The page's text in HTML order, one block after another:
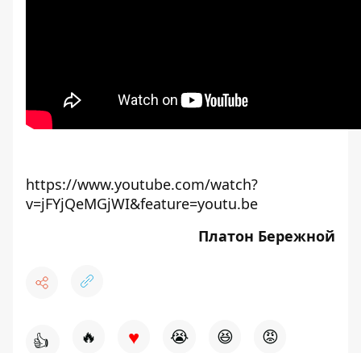
https://www.youtube.com/watch?
v=jFYjQeMGjWI&feature=youtu.be
Платон Бережной
👍 🔥 ♥ 😭 😆 😡